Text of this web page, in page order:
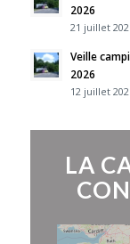
2026
21 juillet
Veille
2026
12 juillet
LA